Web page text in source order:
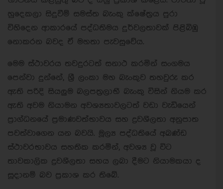
හුදෙකලා සිදුවීම් සමස්ත බැංකු ක්ෂේත්‍රය පුරා
විහිදෙන ආකාරයේ පද්ධතිමය දුර්වලතාවක් පිළිබිඹු
නොකරන බවද ඒ මහතා පැවසුවේය.
මෙම ස්ථාවරය තවදුරටත් සනාථ කරමින් සංගමය
පෙන්වා දුන්නේ, ශ්‍රී ලංකා මහ බැංකුව තහවුරු කර
ඇති පරිදි සියලුම බලපත්‍රලාභී බැංකු විසින් නියම කර
ඇති අවම නියාමන අවශ්‍යතාවලටත් වඩා වැඩියෙන්
ප්‍රාග්ධනයේ ප්‍රමාණවත්භාවය සහ ද්‍රවශීලතා අනුපාත
පවත්වාගෙන යන බවයි. මූල්‍ය පද්ධතියේ අඛණ්ඩ
ස්ථාවරභාවය සහතික කරමින්, අවශ්‍ය වූ විට
තාවකාලික ද්‍රවශීලතා සහය ලබා දීමට නියාමකයා ද
සූදානම් බව ප්‍රකාශ කර තිබේ.